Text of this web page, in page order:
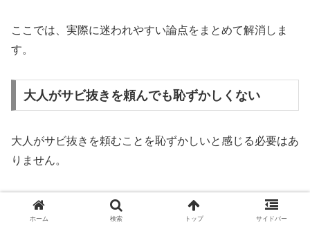
ここでは、実際に迷われやすい論点をまとめて解消しま
す。
大人がサビ抜きを頼んでも恥ずかしくない
大人がサビ抜きを頼むことを恥ずかしいと感じる必要はあ
りません。
わさびの好みは年齢より個人差の影響が大きく、辛味に強
いかどうか、香りを好むかどうか、体調的に刺激を避けた
ホーム 検索 トップ サイドバー